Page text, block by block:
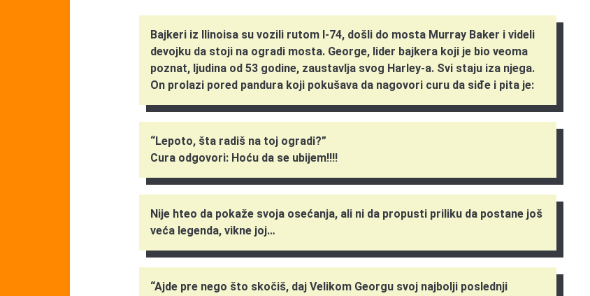
Bajkeri iz Ilinoisa su vozili rutom I-74, došli do mosta Murray Baker i videli
devojku da stoji na ogradi mosta. George, lider bajkera koji je bio veoma
poznat, ljudina od 53 godine, zaustavlja svog Harley-a. Svi staju iza njega.
On prolazi pored pandura koji pokušava da nagovori curu da siđe i pita je:
“Lepoto, šta radiš na toj ogradi?”
Cura odgovori: Hoću da se ubijem!!!!
Nije hteo da pokaže svoja osećanja, ali ni da propusti priliku da postane još
veća legenda, vikne joj…
“Ajde pre nego što skočiš, daj Velikom Georgu svoj najbolji poslednji